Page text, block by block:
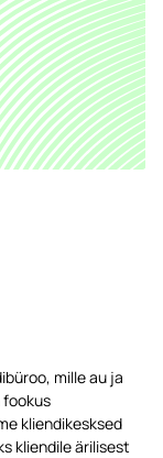
mille au ja
fookus
kliendikesksed
kliendile ärilisest